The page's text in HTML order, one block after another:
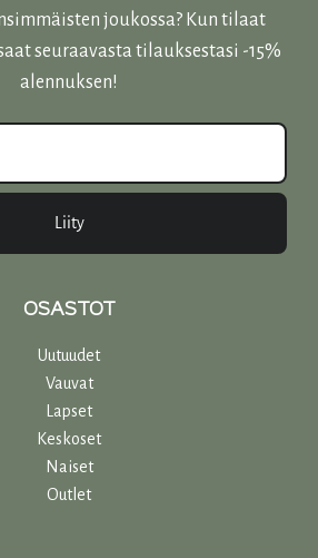
joukossa? Kun tilaat
seuraavasta tilauksestasi -15%
alennuksen!
Liity
OSASTOT
Uutuudet
Vauvat
Lapset
Keskoset
Naiset
Outlet